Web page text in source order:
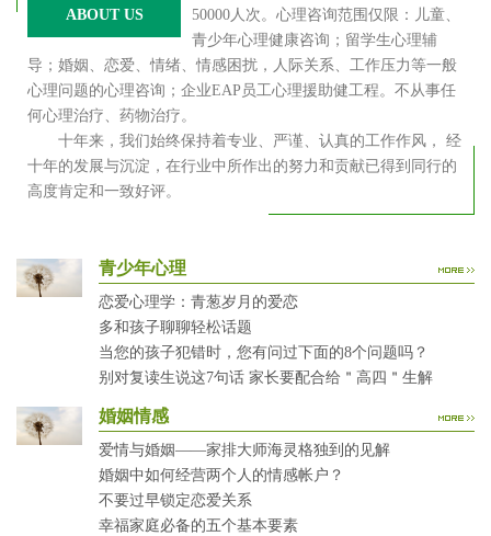
ABOUT US
50000人次。心理咨询范围仅限：儿童、
青少年心理健康咨询；留学生心理辅
导；婚姻、恋爱、情绪、情感困扰，人际关系、工作压力等一般
心理问题的心理咨询；企业EAP员工心理援助健工程。不从事任
何心理治疗、药物治疗。
十年来，我们始终保持着专业、严谨、认真的工作作风， 经
十年的发展与沉淀，在行业中所作出的努力和贡献已得到同行的
高度肯定和一致好评。
青少年心理
恋爱心理学：青葱岁月的爱恋
多和孩子聊聊轻松话题
当您的孩子犯错时，您有问过下面的8个问题吗？
别对复读生说这7句话 家长要配合给＂高四＂生解
婚姻情感
爱情与婚姻——家排大师海灵格独到的见解
婚姻中如何经营两个人的情感帐户？
不要过早锁定恋爱关系
幸福家庭必备的五个基本要素